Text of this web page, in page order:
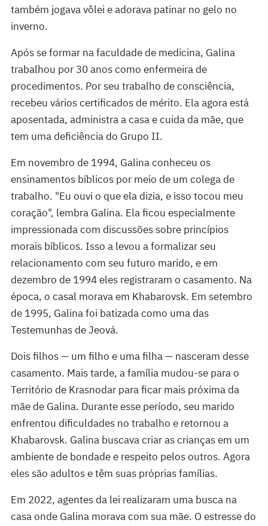
também jogava vôlei e adorava patinar no gelo no
inverno.
Após se formar na faculdade de medicina, Galina
trabalhou por 30 anos como enfermeira de
procedimentos. Por seu trabalho de consciência,
recebeu vários certificados de mérito. Ela agora está
aposentada, administra a casa e cuida da mãe, que
tem uma deficiência do Grupo II.
Em novembro de 1994, Galina conheceu os
ensinamentos bíblicos por meio de um colega de
trabalho. "Eu ouvi o que ela dizia, e isso tocou meu
coração", lembra Galina. Ela ficou especialmente
impressionada com discussões sobre princípios
morais bíblicos. Isso a levou a formalizar seu
relacionamento com seu futuro marido, e em
dezembro de 1994 eles registraram o casamento. Na
época, o casal morava em Khabarovsk. Em setembro
de 1995, Galina foi batizada como uma das
Testemunhas de Jeová.
Dois filhos — um filho e uma filha — nasceram desse
casamento. Mais tarde, a família mudou-se para o
Território de Krasnodar para ficar mais próxima da
mãe de Galina. Durante esse período, seu marido
enfrentou dificuldades no trabalho e retornou a
Khabarovsk. Galina buscava criar as crianças em um
ambiente de bondade e respeito pelos outros. Agora
eles são adultos e têm suas próprias famílias.
Em 2022, agentes da lei realizaram uma busca na
casa onde Galina morava com sua mãe. O estresse do